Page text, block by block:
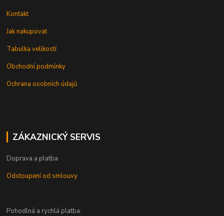
Kontakt
Jak nakupovat
Tabulka velikostí
Obchodní podmínky
Ochrana osobních údajů
ZÁKAZNICKÝ SERVIS
Doprava a platba
Odstoupení od smlouvy
Pohodlná a rychlá platba: